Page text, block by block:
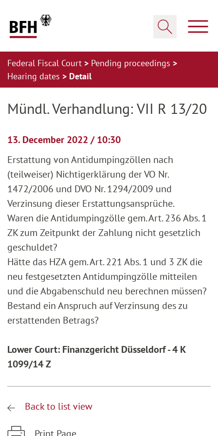
Federal Fiscal Court
Pending proceedings
Hearing dates
Detail
Mündl. Verhandlung: VII R 13/20
13. December 2022 / 10:30
Erstattung von Antidumpingzöllen nach
(teilweiser) Nichtigerklärung der VO Nr.
1472/2006 und DVO Nr. 1294/2009 und
Verzinsung dieser Erstattungsansprüche.
Waren die Antidumpingzölle gem. Art. 236 Abs. 1
ZK zum Zeitpunkt der Zahlung nicht gesetzlich
geschuldet?
Hätte das HZA gem. Art. 221 Abs. 1 und 3 ZK die
neu festgesetzten Antidumpingzölle mitteilen
und die Abgabenschuld neu berechnen müssen?
Bestand ein Anspruch auf Verzinsung des zu
erstattenden Betrags?
Lower Court: Finanzgericht Düsseldorf - 4 K
1099/14 Z
Back to list view